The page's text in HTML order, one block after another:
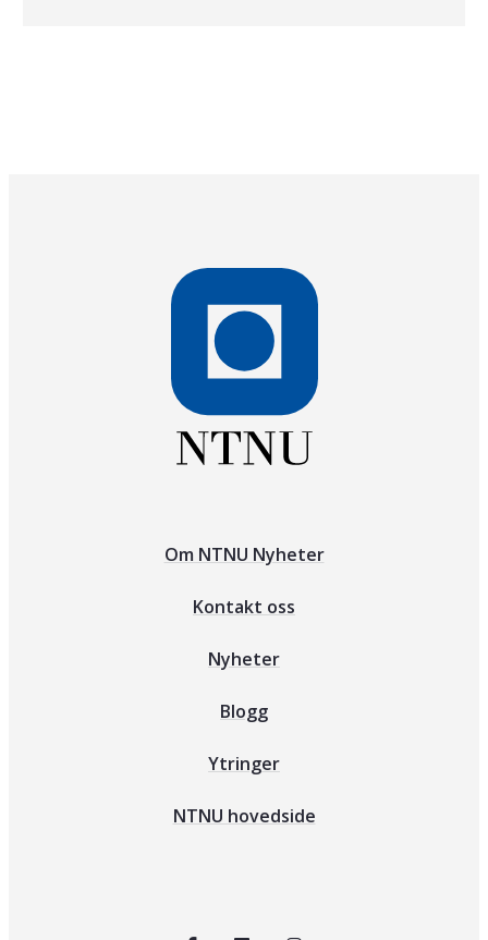
Om NTNU Nyheter
Kontakt oss
Nyheter
Blogg
Ytringer
NTNU hovedside